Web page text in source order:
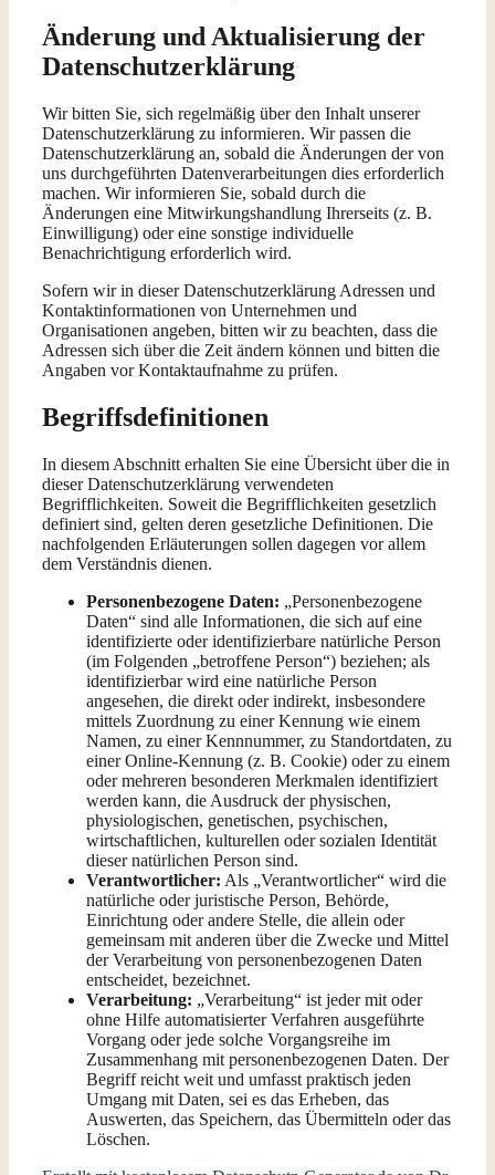
Änderung und Aktualisierung der
Datenschutzerklärung
Wir bitten Sie, sich regelmäßig über den Inhalt unserer
Datenschutzerklärung zu informieren. Wir passen die
Datenschutzerklärung an, sobald die Änderungen der von
uns durchgeführten Datenverarbeitungen dies erforderlich
machen. Wir informieren Sie, sobald durch die
Änderungen eine Mitwirkungshandlung Ihrerseits (z. B.
Einwilligung) oder eine sonstige individuelle
Benachrichtigung erforderlich wird.
Sofern wir in dieser Datenschutzerklärung Adressen und
Kontaktinformationen von Unternehmen und
Organisationen angeben, bitten wir zu beachten, dass die
Adressen sich über die Zeit ändern können und bitten die
Angaben vor Kontaktaufnahme zu prüfen.
Begriffsdefinitionen
In diesem Abschnitt erhalten Sie eine Übersicht über die in
dieser Datenschutzerklärung verwendeten
Begrifflichkeiten. Soweit die Begrifflichkeiten gesetzlich
definiert sind, gelten deren gesetzliche Definitionen. Die
nachfolgenden Erläuterungen sollen dagegen vor allem
dem Verständnis dienen.
Personenbezogene Daten: „Personenbezogene
Daten“ sind alle Informationen, die sich auf eine
identifizierte oder identifizierbare natürliche Person
(im Folgenden „betroffene Person“) beziehen; als
identifizierbar wird eine natürliche Person
angesehen, die direkt oder indirekt, insbesondere
mittels Zuordnung zu einer Kennung wie einem
Namen, zu einer Kennnummer, zu Standortdaten, zu
einer Online-Kennung (z. B. Cookie) oder zu einem
oder mehreren besonderen Merkmalen identifiziert
werden kann, die Ausdruck der physischen,
physiologischen, genetischen, psychischen,
wirtschaftlichen, kulturellen oder sozialen Identität
dieser natürlichen Person sind.
Verantwortlicher: Als „Verantwortlicher“ wird die
natürliche oder juristische Person, Behörde,
Einrichtung oder andere Stelle, die allein oder
gemeinsam mit anderen über die Zwecke und Mittel
der Verarbeitung von personenbezogenen Daten
entscheidet, bezeichnet.
Verarbeitung: „Verarbeitung“ ist jeder mit oder
ohne Hilfe automatisierter Verfahren ausgeführte
Vorgang oder jede solche Vorgangsreihe im
Zusammenhang mit personenbezogenen Daten. Der
Begriff reicht weit und umfasst praktisch jeden
Umgang mit Daten, sei es das Erheben, das
Auswerten, das Speichern, das Übermitteln oder das
Löschen.